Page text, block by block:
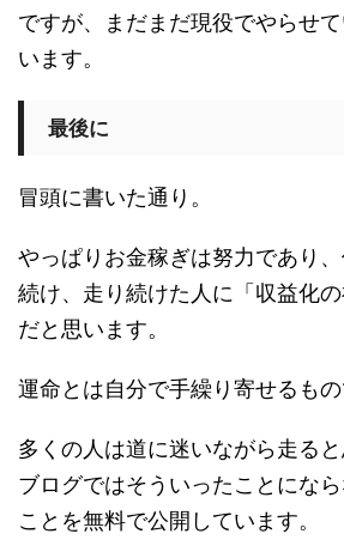
ですが、まだまだ現役でやらせ
います。
最後に
冒頭に書いた通り。
やっぱりお金稼ぎは努力であり
続け、走り続けた人に「収益化
だと思います。
運命とは自分で手繰り寄せるもの
多くの人は道に迷いながら走る
ブログではそういったことにな
ことを無料で公開しています。